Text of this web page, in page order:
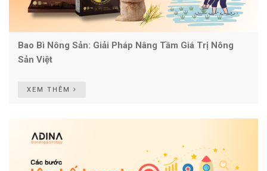
Bao Bì Nông Sản: Giải Pháp Nâng Tầm Giá Trị Nông
Sản Việt
XEM THÊM